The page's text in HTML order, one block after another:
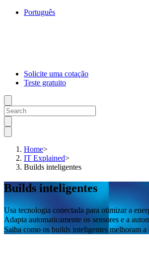
Português
Solicite uma cotação
Teste gratuito
Home>
IT Explained>
Builds inteligentes
Builds inteligentes
Usa tecnologia conectada para otimizar a
Adapta automaticamente os sensores e a
Saiba como os builds inteligentes melhoram